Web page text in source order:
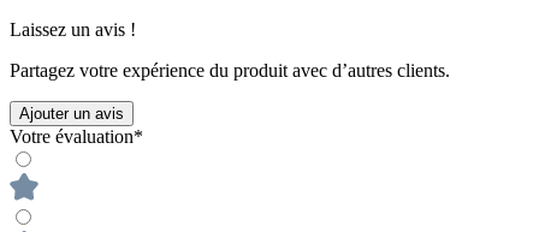
Laissez un avis !
Partagez votre expérience du produit avec d’autres clients.
Ajouter un avis
Votre évaluation*